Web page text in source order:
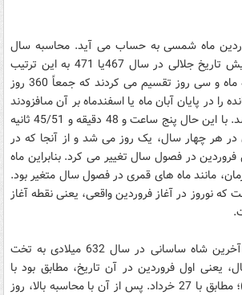
ماه شمسى به حساب مى ‏آيد. محاسبه سال
شمسى تا پيش از پيدايش تاريخ جلالى در سال 467يا 471 به اين ترتيب
بود که سال را به دوازده ماه و سى روز تقسيم مى ‏کردند که جمعاً 360 روز
را در پايان آبان ماه يا اسفندماه بر آن مى‏افزودند
که جمعاً 365 روز مى ‏شد. با اين حال پنج ساعت و 48 دقيقه و 45/51 ثانيه
در هر چهار سال، يک روز مى‏ شد و از آنجا که در
فروردين در فصول سال تغيير مى‏ کرد. بنابراين ماه
مانند ماه هاى قمرى در فصول سال متغير بود.
نوروز در آغاز فروردين واقعى، يعنى نقطه آغاز
زمانى که يزدگرد سوم، آخرين شاه ساسانى در سال 632 ميلادى به تخت
اول فروردين در آن تاريخ، مطابق بود با
شانزدهم حزيران (ژوئن)؛ مطابق با 27 خرداد. پس از آن با محاسبه بالا، روز